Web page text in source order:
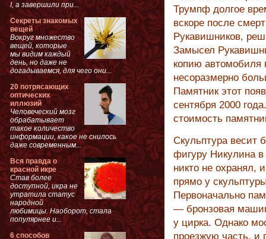
Трумпф долгое
вскоре после
Рукавишников,
Замысел
копию автомобиля
несоразмерно
Памятник этот
сентября 2000
стоимость
Скульптура весит
фигуру Никулина
никто не охранял,
прямо у
Первоначально
— бронзовая
у цирка. Однако
проезжую часть, и
I, а завершили при...
Секреты знакомых
вещей
Вокруг множество
вещей, которые
мы видим каждый
день, но даже не
догадываемся, для чего они...
20 потрясающих
оптических
иллюзий
Человеческий мозг
обрабатывает
такое количество
информации, какое не снилось
даже современным...
Вся правда о
красной икре
Став более
доступной, икра не
утратила статус
народной
любимицы. Наоборот, стала
популярнее и...
6 способов